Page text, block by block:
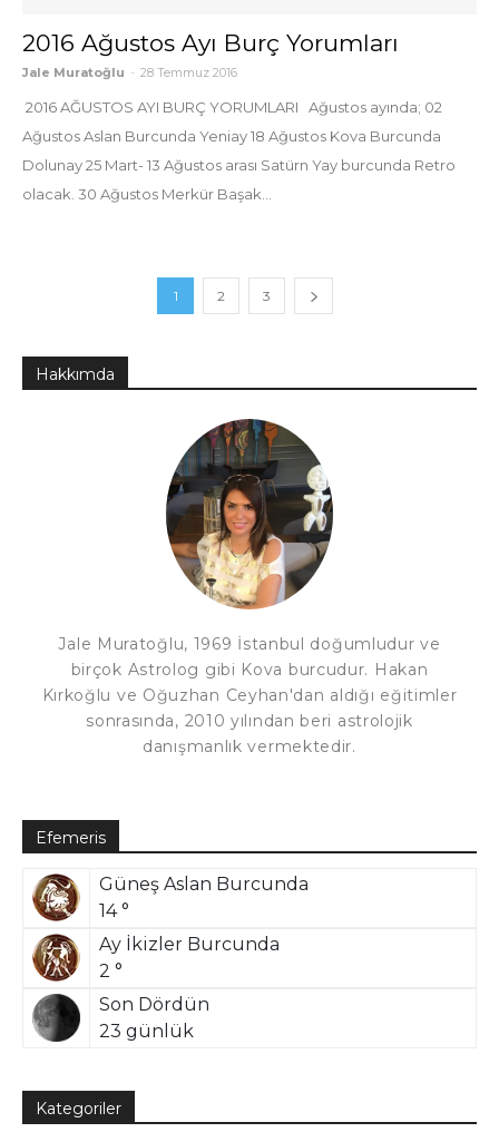
2016 Ağustos Ayı Burç Yorumları
Jale Muratoğlu - 28 Temmuz 2016
2016 AĞUSTOS AYI BURÇ YORUMLARI Ağustos ayında; 02
Ağustos Aslan Burcunda Yeniay 18 Ağustos Kova Burcunda
Dolunay 25 Mart- 13 Ağustos arası Satürn Yay burcunda Retro
olacak. 30 Ağustos Merkür Başak...
1 2 3
Hakkımda
Jale Muratoğlu, 1969 İstanbul doğumludur ve
birçok Astrolog gibi Kova burcudur. Hakan
Kırkoğlu ve Oğuzhan Ceyhan'dan aldığı eğitimler
sonrasında, 2010 yılından beri astrolojik
danışmanlık vermektedir.
Efemeris
Güneş Aslan Burcunda
14 °
Ay İkizler Burcunda
2 °
Son Dördün
23 günlük
Kategoriler